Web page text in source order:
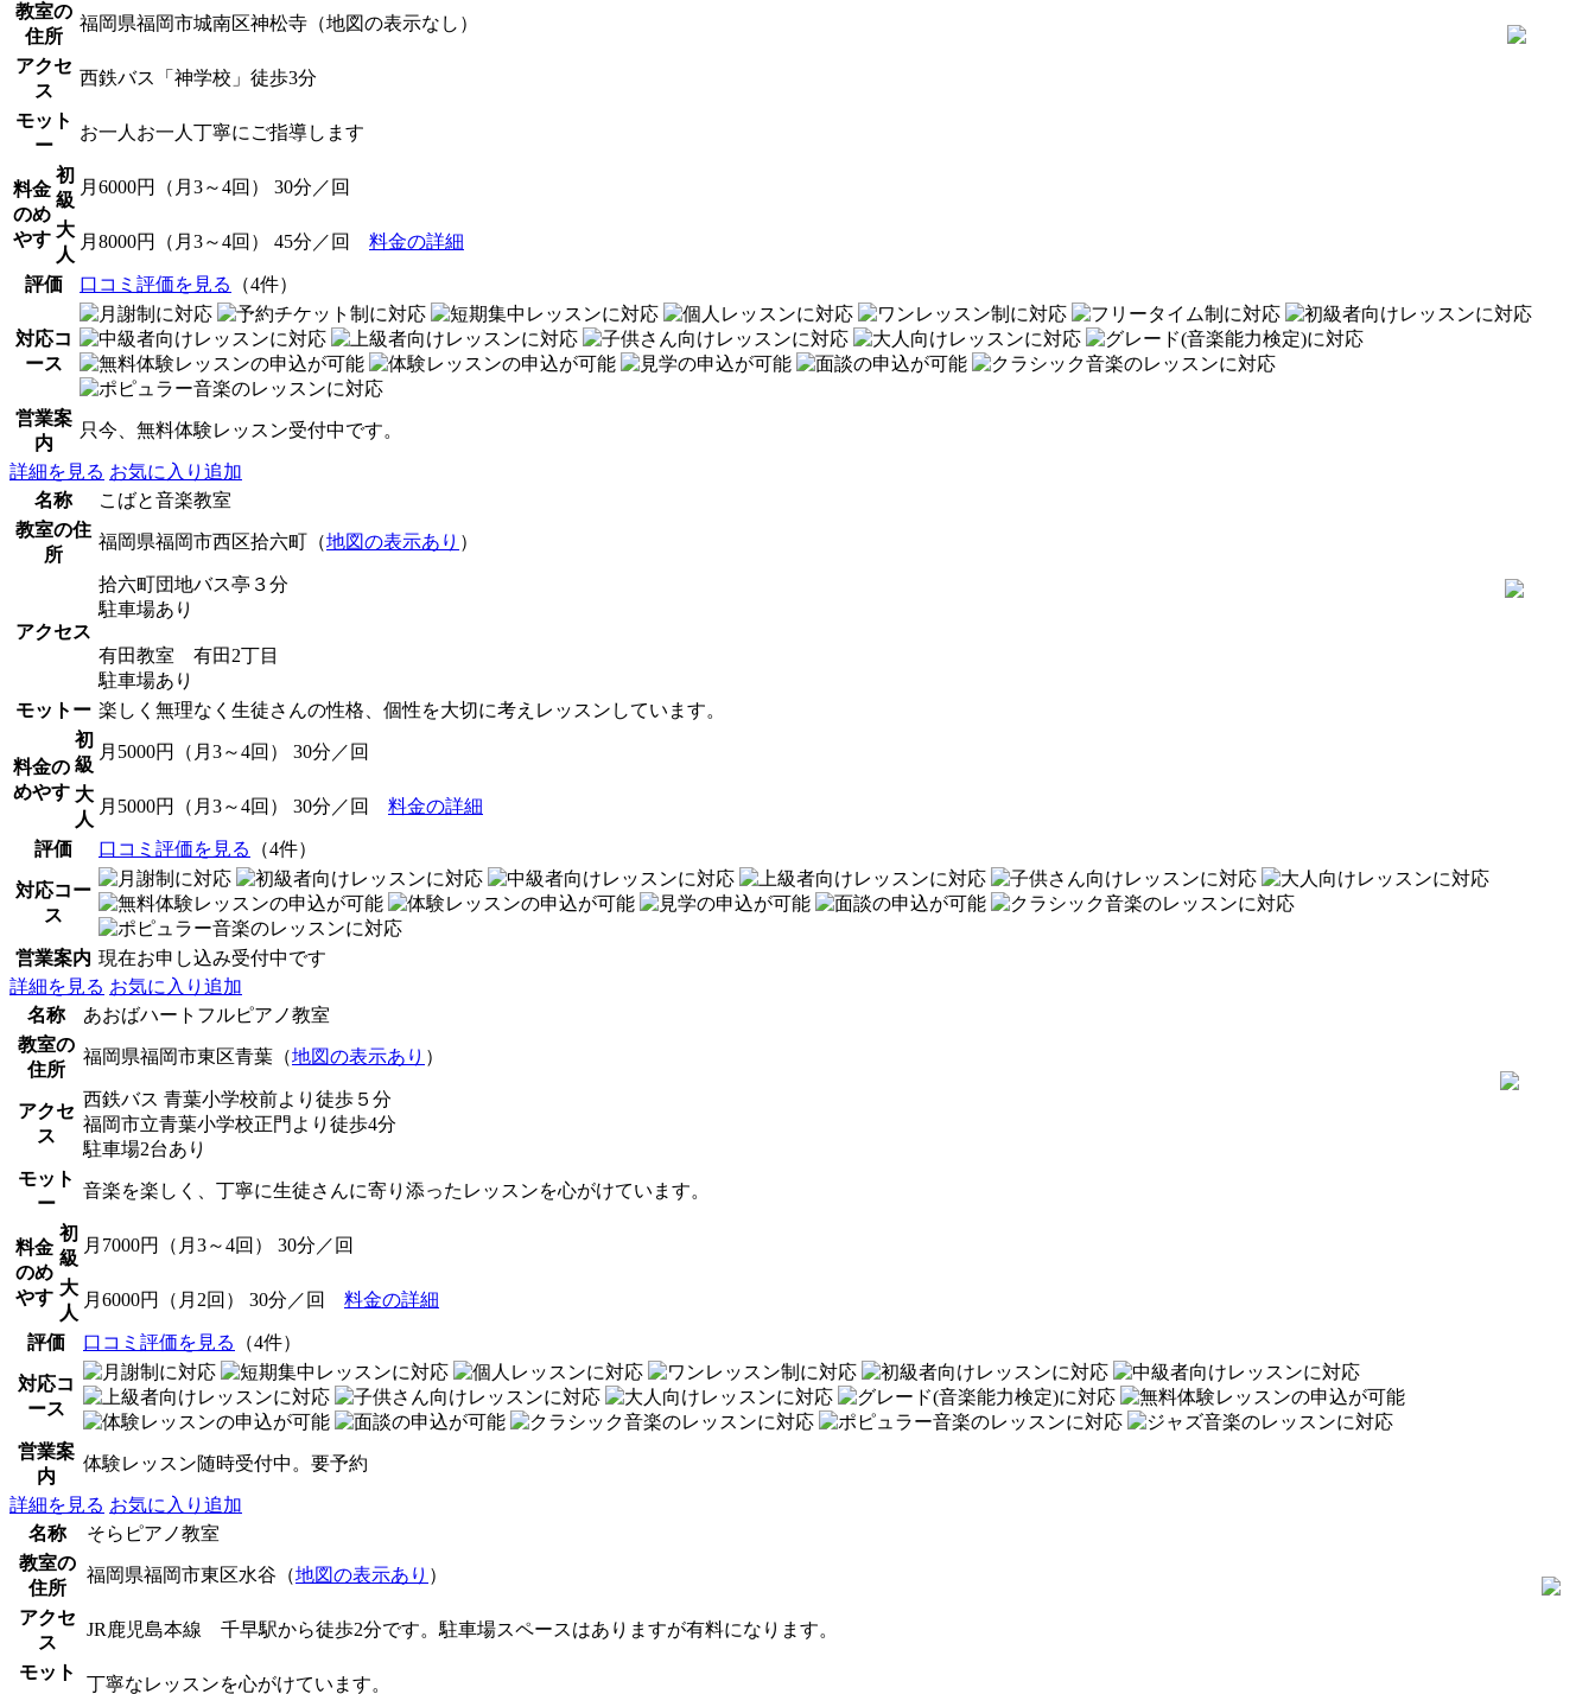
教室の
住所
福岡県福岡市城南区神松寺（地図の表示なし）
アクセ
ス
西鉄バス「神学校」徒歩3分
モット
ー
お一人お一人丁寧にご指導します
料金
のめ
やす
初
級
月6000円（月3～4回） 30分／回
大
人
月8000円（月3～4回） 45分／回 料金の詳細
評価 口コミ評価を見る （4件）
対応コ
ース
営業案
内
只今、無料体験レッスン受付中です。
詳細を見る お気に入り追加
名称
こばと音楽教室
教室の住
所
福岡県福岡市西区拾六町（地図の表示あり ）
アクセス
拾六町団地バス亭３分
駐車場あり
有田教室 有田2丁目
駐車場あり
モットー 楽しく無理なく生徒さんの性格、個性を大切に考えレッスンしています。
料金の
めやす
初
級
月5000円（月3～4回） 30分／回
大
人
月5000円（月3～4回） 30分／回 料金の詳細
評価 口コミ評価を見る （4件）
対応コー
ス
営業案内 現在お申し込み受付中です
詳細を見る お気に入り追加
名称
あおばハートフルピアノ教室
教室の
住所
福岡県福岡市東区青葉（地図の表示あり ）
アクセ
ス
西鉄バス 青葉小学校前より徒歩５分
福岡市立青葉小学校正門より徒歩4分
駐車場2台あり
モット
ー
音楽を楽しく、丁寧に生徒さんに寄り添ったレッスンを心がけています。
料金
のめ
やす
初
級
月7000円（月3～4回） 30分／回
大
人
月6000円（月2回） 30分／回 料金の詳細
評価 口コミ評価を見る （4件）
対応コ
ース
営業案
内
体験レッスン随時受付中。要予約
詳細を見る お気に入り追加
名称
そらピアノ教室
教室の
住所
福岡県福岡市東区水谷（地図の表示あり ）
アクセ
ス
JR鹿児島本線 千早駅から徒歩2分です。駐車場スペースはありますが有料になります。
モット
丁寧なレッスンを心がけています。